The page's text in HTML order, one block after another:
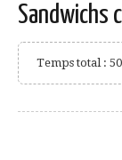
Sandwichs
Temps total :